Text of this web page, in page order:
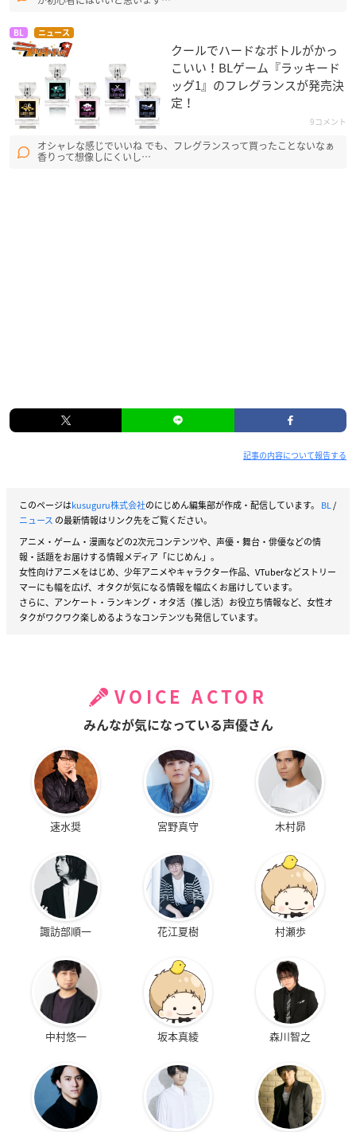
BL ニュース
クールでハードなボトルがかっ
こいい！BLゲーム『ラッキード
ッグ1』のフレグランスが発売決
定！
9コメント
オシャレな感じでいいね でも、フレグランスって買ったことないなぁ
香りって想像しにくいし…
記事の内容について報告する
このページはkusuguru株式会社のにじめん編集部が作成・配信しています。 BL/
ニュース の最新情報はリンク先をご覧ください。
アニメ・ゲーム・漫画などの2次元コンテンツや、声優・舞台・俳優などの情
報・話題をお届けする情報メディア「にじめん」。
女性向けアニメをはじめ、少年アニメやキャラクター作品、VTuberなどストリー
マーにも幅を広げ、オタクが気になる情報を幅広くお届けしています。
さらに、アンケート・ランキング・オタ活（推し活）お役立ち情報など、女性オ
タクがワクワク楽しめるようなコンテンツも発信しています。
VOICE ACTOR
みんなが気になっている声優さん
速水奨 宮野真守 木村昴
諏訪部順一 花江夏樹 村瀬歩
中村悠一 坂本真綾 森川智之